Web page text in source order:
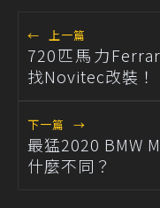
← 上一篇
720匹馬力
找Novitec改裝！
下一篇 →
最猛2020 BMW
什麼不同？